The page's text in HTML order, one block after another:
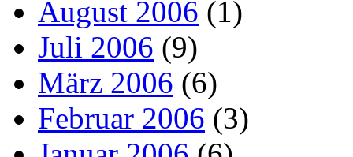
August 2006 (1)
Juli 2006 (9)
März 2006 (6)
Februar 2006 (3)